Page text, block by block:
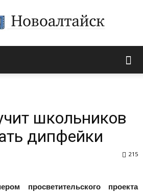
Городской
школьников
дипфейки
215
просветительского проекта